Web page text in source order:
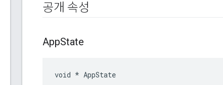
공개 속성
AppState
void * AppState